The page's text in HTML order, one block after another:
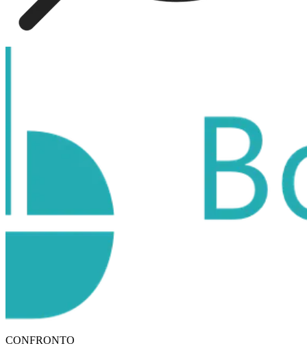
CONFRONTO